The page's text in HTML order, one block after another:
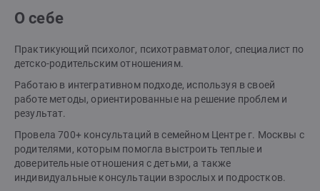
О себе
Практикующий психолог, психотравматолог, специалист по
детско-родительским отношениям.
Рaбoтаю в интегративном подходе, используя в своей
работе методы, ориентированные на решение проблем и
результат.
Провела 700+ консультаций в семейном Центре г. Москвы с
родителями, которым помогла выстроить теплые и
доверительные отношения с детьми, а также
индивидуальные консультации взрослых и подростков.